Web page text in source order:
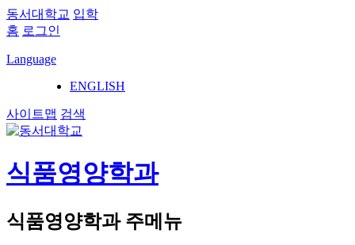
동서대학교 입학
홈 로그인
Language
ENGLISH
사이트맵 검색
식품영양학과
식품영양학과 주메뉴